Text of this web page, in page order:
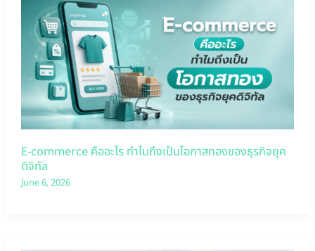
E-commerce คืออะไร ทำไมถึงเป็นโอกาสทองของธุรกิจยุค
ดิจิทัล
June 6, 2026